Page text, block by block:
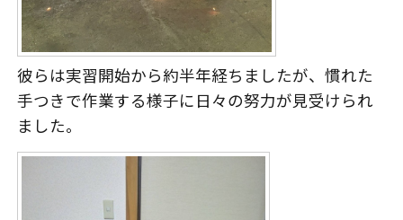
彼らは実習開始から約半年経ちましたが、慣れた
手つきで作業する様子に日々の努力が見受けられ
ました。